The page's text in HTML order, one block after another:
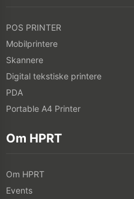
POS PRINTER
Mobilprintere
Skannere
Digital tekstiske printere
PDA
Portable A4 Printer
Om HPRT
Om HPRT
Events